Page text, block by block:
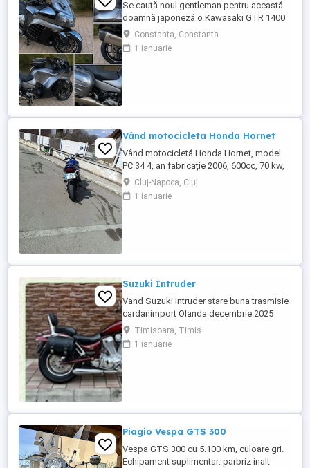
Se caută noul gentleman pentru această
doamnă japoneză o Kawasaki GTR 1400
care încă întoarce priviri și iubește
kilometrii. A fost răsfățată, întreținută la
timp și tratată cu respect. O dau doar
Constanta, Constanta
1 ianuarie
Vând motocicleta Honda Hornet
Vând motocicletă Honda Hornet, model
PC 34 4, an fabricație 2006, 600cc, 70 kw,
98 cp, inspecție tehnică valabilă până în
august 2027 . Preț 1900 euro
Cluj-Napoca, Cluj
1 ianuarie
Suzuki Intruder
Vand Suzuki Intruder stare buna trasmisie
cardanimport Olanda decembrie 2025
inmatriculat RO IN FEBRUARIE Nu raspund
la mesaje.Schimb cu ATV plus sau minus
diferenta
Timisoara, Timis
1 ianuarie
Piagio Vespa GTS 300
Vespa GTS 300 cu 5.100 km, culoare gri.
Echipament suplimentar: parbriz inalt